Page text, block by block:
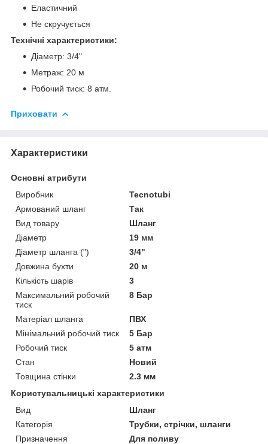
Еластичний
Не скручується
Технічні характеристики:
Діаметр: 3/4"
Метраж: 20 м
Робочий тиск: 8 атм.
Приховати
Характеристики
Основні атрибути
Виробник
Tecnotubi
Армований шланг
Так
Вид товару
Шланг
Діаметр
19 мм
Діаметр шланга (")
3/4"
Довжина бухти
20 м
Кількість шарів
3
Максимальний робочий
тиск
8 Бар
Матеріал шланга
ПВХ
Мінімальний робочий тиск
5 Бар
Робочий тиск
5 атм
Стан
Новий
Товщина стінки
2.3 мм
Користувальницькі характеристики
Вид
Шланг
Категорія
Трубки, стрічки, шланги
Призначення
Для поливу